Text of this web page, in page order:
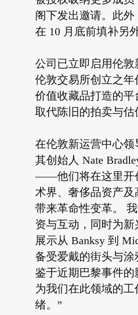
阁下发出邀请。此
在 10 月底前填补另
公司已立即启用伦敦
伦敦交易所创立之年
价值收藏品打造的平
取代陈旧的拍卖与估
在伦敦新运营中心领
其创始人 Nate
——他们将在这里开
术界、奢侈品资产
带来革命性变革。
资与互动，同时为
展示从 Banksy 到
备受爱戴的街头与
鉴于近期巴黎事件
为我们在此领域的
绪。”